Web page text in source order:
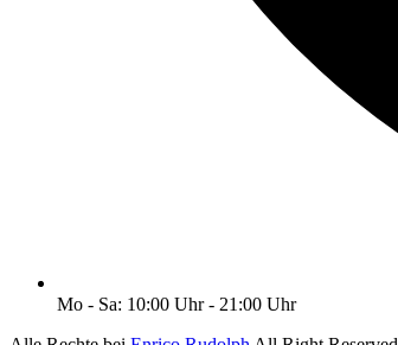
Mo - Sa: 10:00 Uhr - 21:00 Uhr